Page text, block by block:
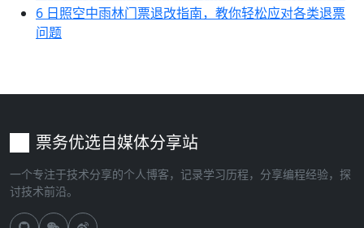
6 日照空中雨林门票退改指南，教你轻松应对各类退票
问题
票务优选自媒体分享站
一个专注于技术分享的个人博客，记录学习历程，分享编程经验，探
讨技术前沿。